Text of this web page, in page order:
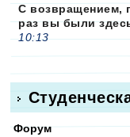
С возвращением,
раз вы были
10:13
Форум